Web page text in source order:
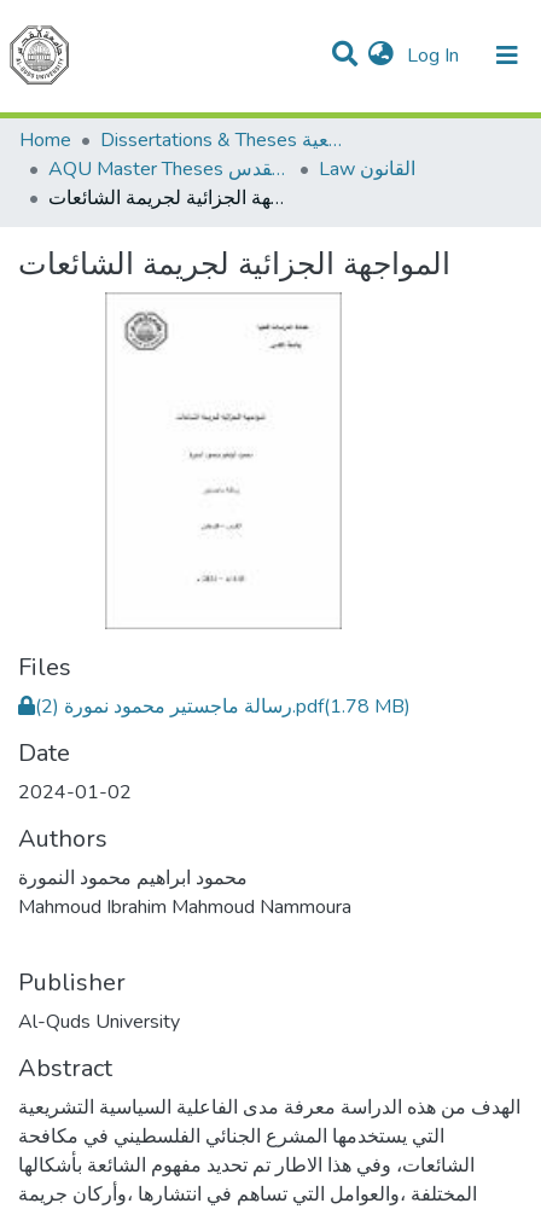
Log In (current)
Communities & Collections
All of DSpace
Home
Dissertations & Theses الرسائل الجامعية
AQU Master Theses الرسائل الجامعية الخاصة بجامعة القدس
Law القانون
المواجهة الجزائية لجريمة الشائعات
المواجهة الجزائية لجريمة الشائعات
Files
رسالة ماجستير محمود نمورة (2).pdf(1.78 MB)
Date
2024-01-02
Authors
محمود ابراهيم محمود النمورة
Mahmoud Ibrahim Mahmoud Nammoura
Publisher
Al-Quds University
Abstract
الهدف من هذه الدراسة معرفة مدى الفاعلية السياسية التشريعية
التي يستخدمها المشرع الجنائي الفلسطيني في مكافحة
الشائعات، وفي هذا الاطار تم تحديد مفهوم الشائعة بأشكالها
المختلفة ،والعوامل التي تساهم في انتشارها ،وأركان جريمة